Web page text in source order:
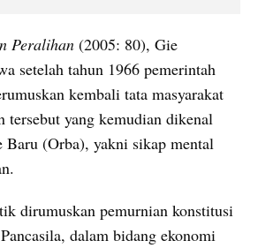
Peralihan (2005: 80), Gie
setelah tahun 1966 pemerintah
kembali tata masyarakat
tersebut yang kemudian dikenal
Baru (Orba), yakni sikap mental
dirumuskan pemurnian konstitusi
dalam bidang ekonomi